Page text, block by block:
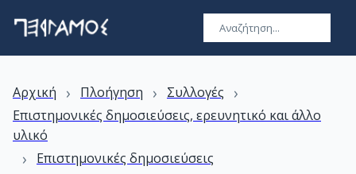
Αρχική › Πλοήγηση › Συλλογές ›
Επιστημονικές δημοσιεύσεις, ερευνητικό και άλλο
υλικό
› Επιστημονικές δημοσιεύσεις